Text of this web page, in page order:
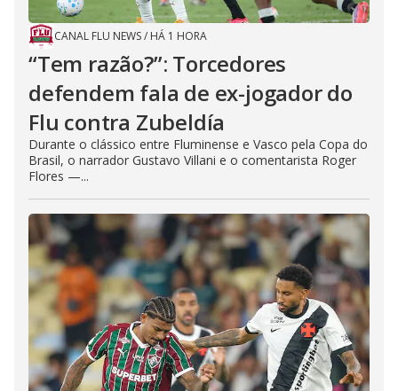
CANAL FLU NEWS/ HÁ 1 HORA
“Tem razão?”: Torcedores
defendem fala de ex-jogador do
Flu contra Zubeldía
Durante o clássico entre Fluminense e Vasco pela Copa do
Brasil, o narrador Gustavo Villani e o comentarista Roger
Flores —...